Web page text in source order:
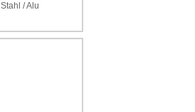
/ Alu